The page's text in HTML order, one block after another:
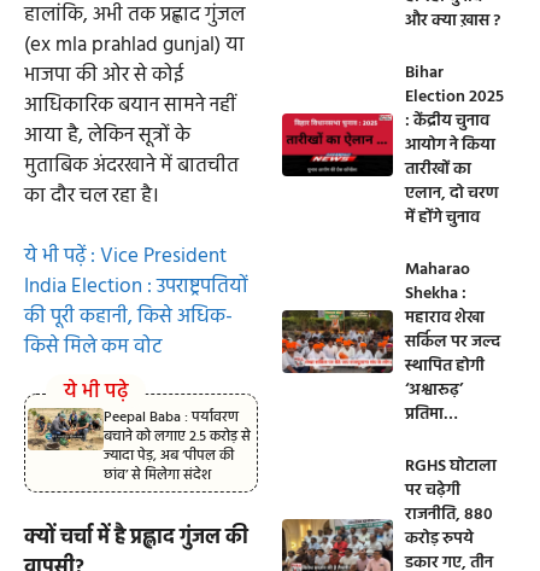
हालांकि, अभी तक प्रह्लाद गुंजल
(ex mla prahlad gunjal) या
भाजपा की ओर से कोई
आधिकारिक बयान सामने नहीं
आया है, लेकिन सूत्रों के
मुताबिक अंदरखाने में बातचीत
का दौर चल रहा है।
ये भी पढ़ें : Vice President
India Election : उपराष्ट्रपतियों
की पूरी कहानी, किसे अधिक-
किसे मिले कम वोट
ये भी पढ़े
Peepal Baba : पर्यावरण
बचाने को लगाए 2.5 करोड़ से
ज्यादा पेड़, अब ‘पीपल की
छांव’ से मिलेगा संदेश
क्यों चर्चा में है प्रह्लाद गुंजल की
और क्या ख़ास ?
Bihar
Election 2025
: केंद्रीय चुनाव
आयोग ने किया
तारीखों का
एलान, दो चरण
में होंगे चुनाव
Maharao
Shekha :
महाराव शेखा
सर्किल पर जल्द
स्थापित होगी
‘अश्वारूढ़’
प्रतिमा…
RGHS घोटाला
पर चढ़ेगी
राजनीति, 880
करोड़ रुपये
डकार गए, तीन